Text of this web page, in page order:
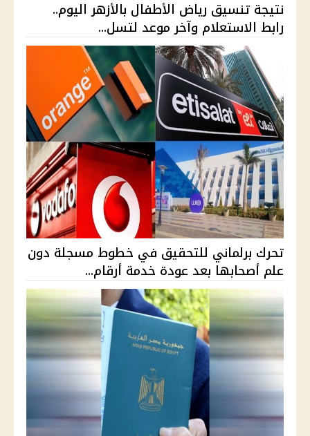
نتيجة تنسيق رياض الأطفال بالأزهر اليوم..
رابط الاستعلام وآخر موعد لتسل...
تحرك برلماني للتحقيق في خطوط مسجلة دون
علم أصحابها بعد عودة خدمة أرقام...